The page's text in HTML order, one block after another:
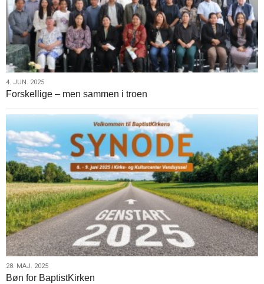
4.
jun.
2025
4. JUN. 2025
Forskellige – men sammen i troen
28.
maj.
28. MAJ. 2025
Bøn for BaptistKirken